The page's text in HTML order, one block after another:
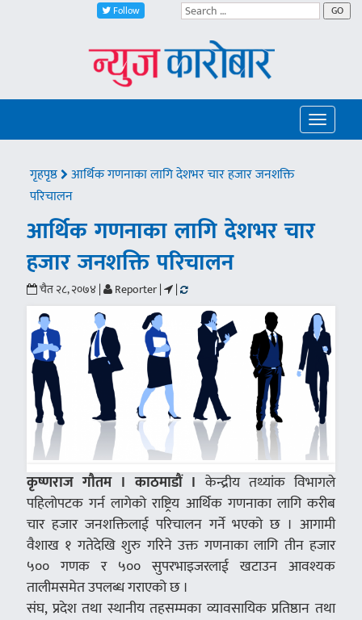
Follow GO
Toggle
गृहपृष्ठ
आर्थिक गणनाका लागि देशभर चार हजार जनशक्ति
परिचालन
आर्थिक गणनाका लागि देशभर चार
हजार जनशक्ति परिचालन
चैत २८, २०७४ | Reporter | |
कृष्णराज गौतम । काठमाडौं । केन्द्रीय तथ्यांक विभागले
पहिलोपटक गर्न लागेको राष्ट्रिय आर्थिक गणनाका लागि करीब
चार हजार जनशक्तिलाई परिचालन गर्ने भएको छ । आगामी
वैशाख १ गतेदेखि शुरु गरिने उक्त गणनाका लागि तीन हजार
५०० गणक र ५०० सुपरभाइजरलाई खटाउन आवश्यक
तालीमसमेत उपलब्ध गराएको छ ।
संघ, प्रदेश तथा स्थानीय तहसम्मका व्यावसायिक प्रतिष्ठान तथा